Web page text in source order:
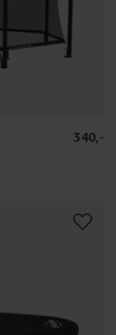
340,-